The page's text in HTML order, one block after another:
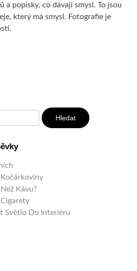
a popisky, co dávají smysl. To jsou
který má smysl. Fotografie je
Kávu?
Světlo Do Interiéru